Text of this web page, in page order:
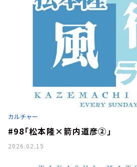
カルチャー
#98「松本隆×箭内道彦②」
2026.02.15